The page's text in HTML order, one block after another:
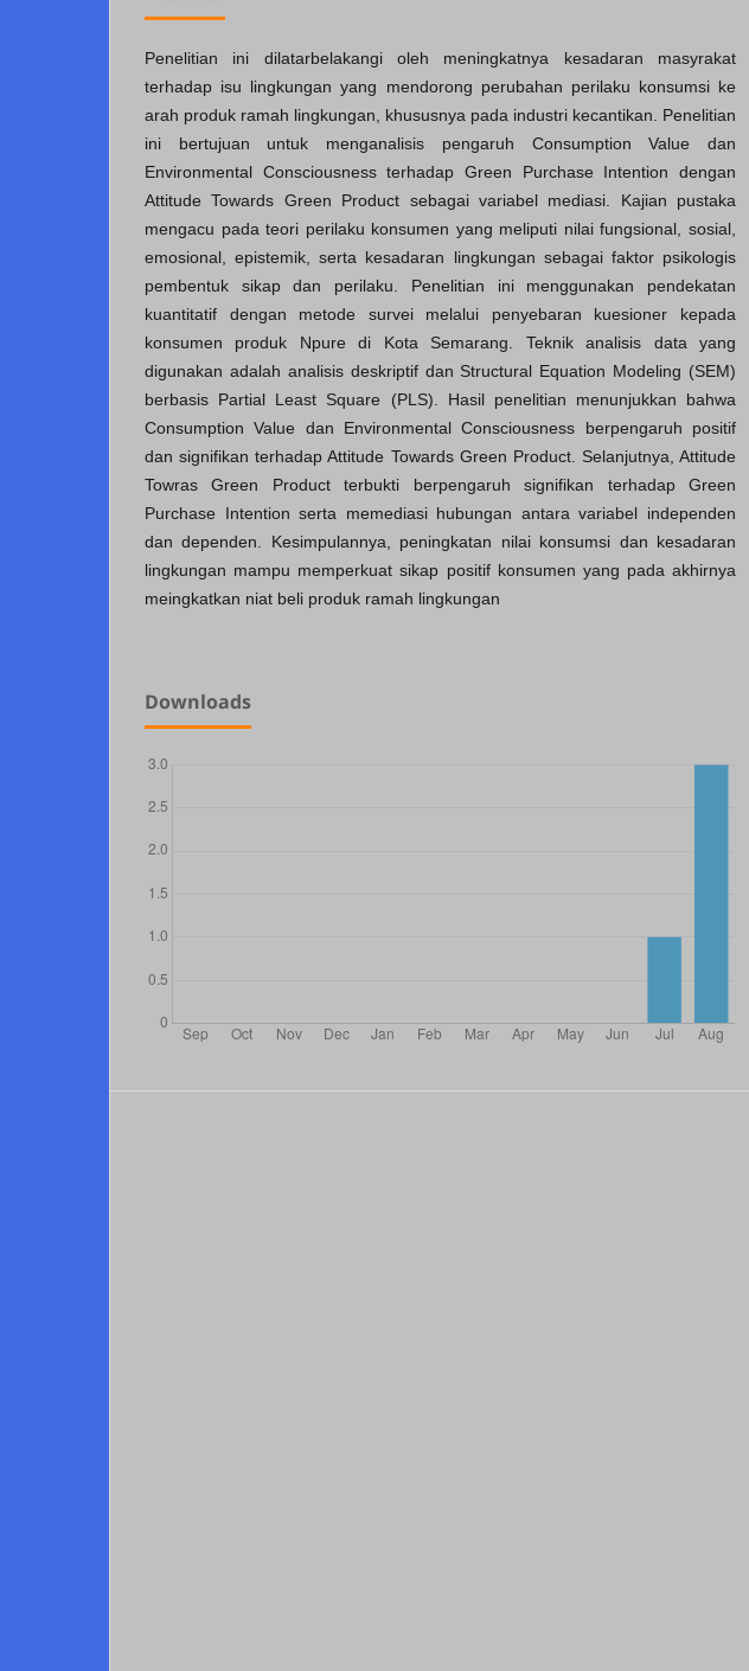
Penelitian ini dilatarbelakangi oleh meningkatnya kesadaran masyrakat
terhadap isu lingkungan yang mendorong perubahan perilaku konsumsi ke
arah produk ramah lingkungan, khususnya pada industri kecantikan. Penelitian
ini bertujuan untuk menganalisis pengaruh Consumption Value dan
Environmental Consciousness terhadap Green Purchase Intention dengan
Attitude Towards Green Product sebagai variabel mediasi. Kajian pustaka
mengacu pada teori perilaku konsumen yang meliputi nilai fungsional, sosial,
emosional, epistemik, serta kesadaran lingkungan sebagai faktor psikologis
pembentuk sikap dan perilaku. Penelitian ini menggunakan pendekatan
kuantitatif dengan metode survei melalui penyebaran kuesioner kepada
konsumen produk Npure di Kota Semarang. Teknik analisis data yang
digunakan adalah analisis deskriptif dan Structural Equation Modeling (SEM)
berbasis Partial Least Square (PLS). Hasil penelitian menunjukkan bahwa
Consumption Value dan Environmental Consciousness berpengaruh positif
dan signifikan terhadap Attitude Towards Green Product. Selanjutnya, Attitude
Towras Green Product terbukti berpengaruh signifikan terhadap Green
Purchase Intention serta memediasi hubungan antara variabel independen
dan dependen. Kesimpulannya, peningkatan nilai konsumsi dan kesadaran
lingkungan mampu memperkuat sikap positif konsumen yang pada akhirnya
meingkatkan niat beli produk ramah lingkungan
Downloads